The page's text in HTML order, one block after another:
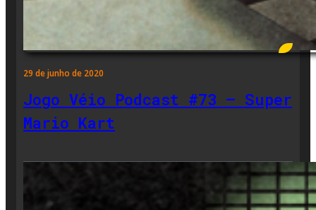
29 de junho de 2020
Jogo Véio Podcast #73 – Super
Mario Kart